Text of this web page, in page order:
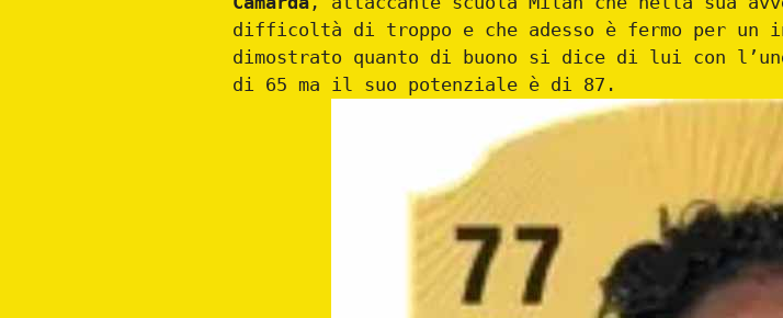
difficoltà di troppo e che adesso è fermo per un
dimostrato quanto di buono si dice di lui con
di 65 ma il suo potenziale è di 87.